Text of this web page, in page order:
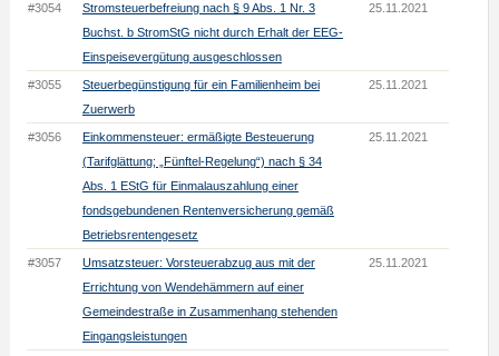
#3054
Stromsteuerbefreiung nach § 9 Abs. 1 Nr. 3
Buchst. b StromStG nicht durch Erhalt der EEG-
Einspeisevergütung ausgeschlossen
25.11.2021
#3055
Steuerbegünstigung für ein Familienheim bei
Zuerwerb
25.11.2021
#3056
Einkommensteuer: ermäßigte Besteuerung
(Tarifglättung; „Fünftel-Regelung“) nach § 34
Abs. 1 EStG für Einmalauszahlung einer
fondsgebundenen Rentenversicherung gemäß
Betriebsrentengesetz
25.11.2021
#3057
Umsatzsteuer: Vorsteuerabzug aus mit der
Errichtung von Wendehämmern auf einer
Gemeindestraße in Zusammenhang stehenden
Eingangsleistungen
25.11.2021